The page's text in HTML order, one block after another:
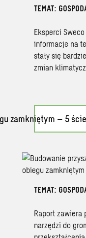
TEMAT:
Eksperci
informacje na
stały się
zmian
zamkniętym – 5
TEMAT:
Raport zawiera
narzędzi do